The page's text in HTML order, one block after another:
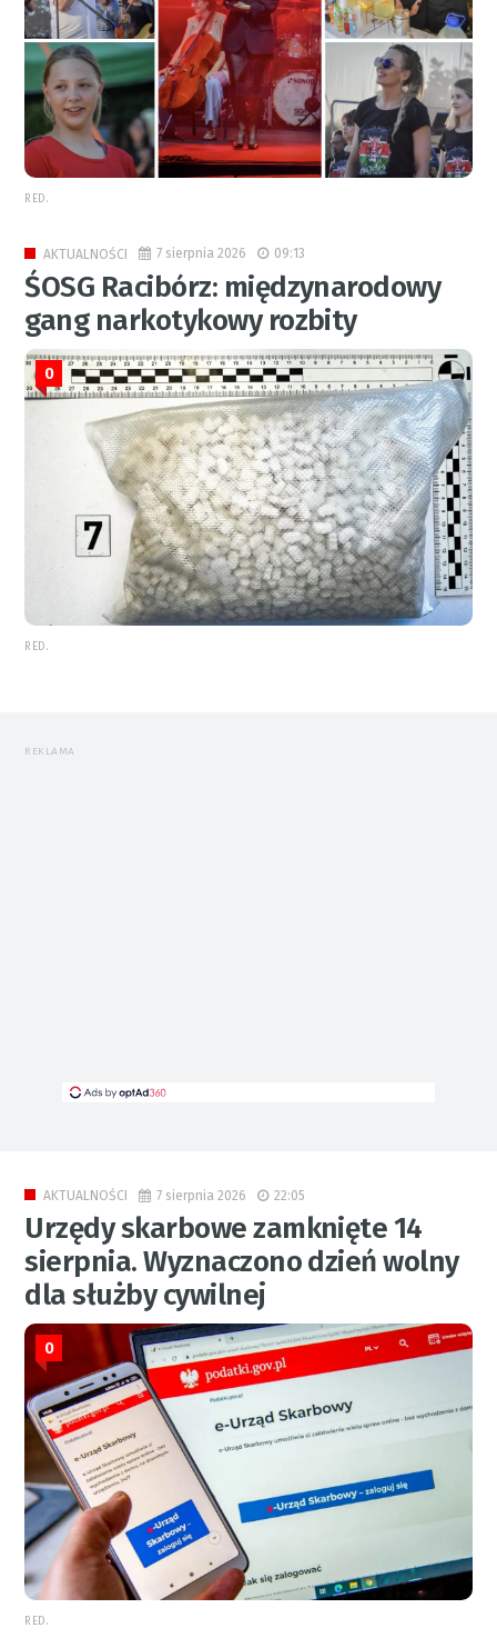
RED.
AKTUALNOŚCI 7 sierpnia 2026 09:13
ŚOSG Racibórz: międzynarodowy
gang narkotykowy rozbity
0
RED.
REKLAMA
AKTUALNOŚCI 7 sierpnia 2026 22:05
Urzędy skarbowe zamknięte 14
sierpnia. Wyznaczono dzień wolny
dla służby cywilnej
0
RED.